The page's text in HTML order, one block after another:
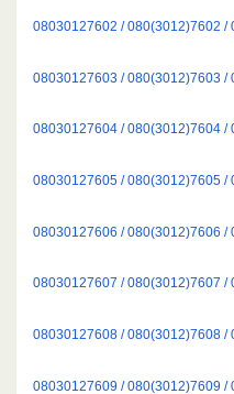
08030127602 / 080(3012)7602 /
08030127603 / 080(3012)7603 /
08030127604 / 080(3012)7604 /
08030127605 / 080(3012)7605 /
08030127606 / 080(3012)7606 /
08030127607 / 080(3012)7607 /
08030127608 / 080(3012)7608 /
08030127609 / 080(3012)7609 /